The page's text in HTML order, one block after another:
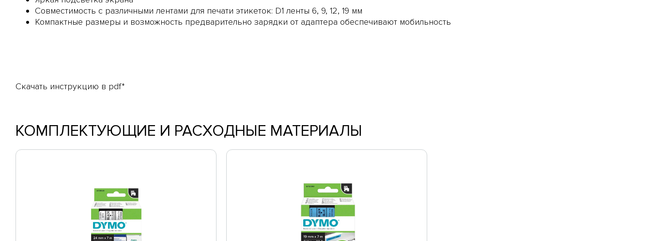
Совместимость с различными лентами для печати этикеток: D1 ленты 6, 9, 12, 19 мм
Компактные размеры и возможность предварительно зарядки от адаптера обеспечивают мобильность
Скачать инструкцию в pdf*
КОМПЛЕКТУЮЩИЕ И РАСХОДНЫЕ МАТЕРИАЛЫ